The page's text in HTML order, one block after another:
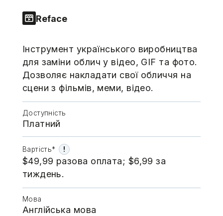
Reface
Інструмент українського виробництва
для заміни облич у відео, GIF та фото.
Дозволяє накладати свої обличчя на
сцени з фільмів, меми, відео.
Доступність
Платний
Вартість* !
$49,99 разова оплата; $6,99 за
тиждень.
Мова
Англійська мова